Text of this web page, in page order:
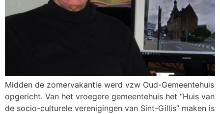
Midden de zomervakantie werd vzw Oud-Gemeentehuis
opgericht. Van het vroegere gemeentehuis het “Huis van
de socio-culturele verenigingen van Sint-Gillis” maken is